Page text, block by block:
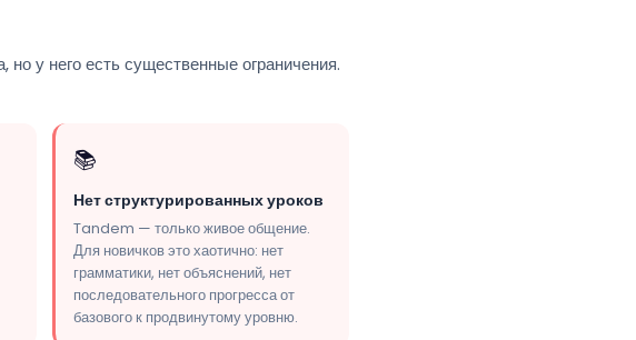
у него есть существенные ограничения.
📚
Нет структурированных уроков
Tandem — только живое общение.
Для новичков это хаотично: нет
грамматики, нет объяснений, нет
последовательного прогресса от
базового к продвинутому уровню.